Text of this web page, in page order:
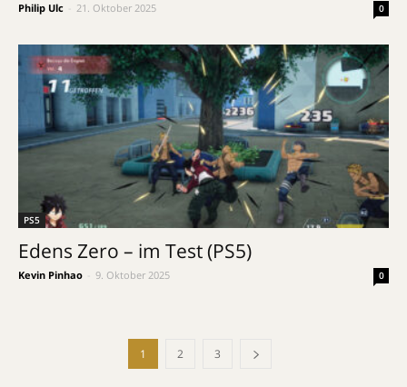
Philip Ulc 21. Oktober 2025 0
PS5
Edens Zero – im Test (PS5)
Kevin Pinhao 9. Oktober 2025 0
1 2 3